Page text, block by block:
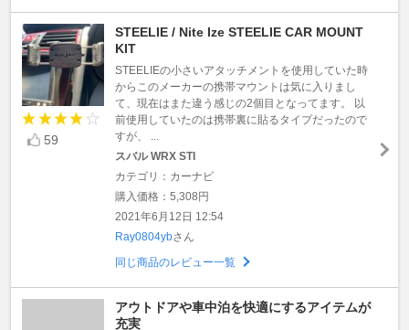
59
STEELIE / Nite Ize STEELIE CAR MOUNT
KIT
STEELIEの小さいアタッチメントを使用していた時
からこのメーカーの携帯マウントは気に入りまし
て、現在はまた違う感じの2個目となってます。 以
前使用していたのは携帯裏に貼るタイプだったので
すが、 ...
スバル WRX STI
カテゴリ：カーナビ
購入価格：5,308円
2021年6月12日 12:54
Ray0804ybさん
同じ商品のレビュー一覧
アウトドアや車中泊を快適にするアイテムが
充実